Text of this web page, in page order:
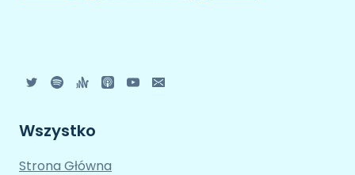
Wszystko
Strona Główna